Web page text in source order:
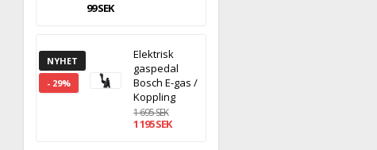
99 SEK
NYHET
- 29%
Elektrisk
gaspedal
Bosch E-gas /
Koppling
1 695 SEK
1 195 SEK